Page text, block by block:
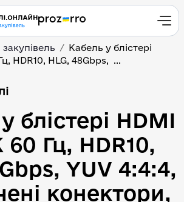
Кабель у блістері
HDR10, HLG, 48Gbps,  ...
блістері HDMI
60 Гц, HDR10,
YUV 4:4:4,
конектори,